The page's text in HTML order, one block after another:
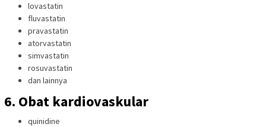
lovastatin
fluvastatin
pravastatin
atorvastatin
simvastatin
rosuvastatin
dan lainnya
6. Obat kardiovaskular
quinidine